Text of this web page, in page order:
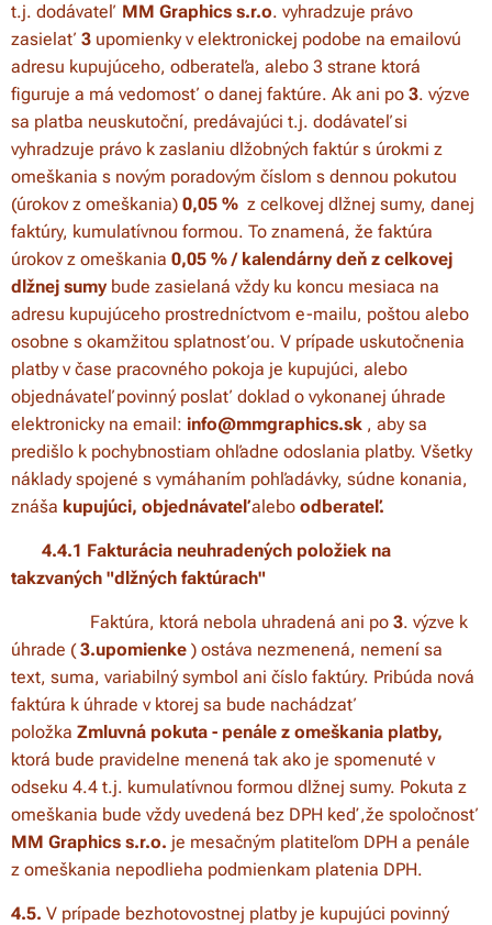
t.j. dodávateľ MM Graphics s.r.o. vyhradzuje právo
zasielať 3 upomienky v elektronickej podobe na emailovú
adresu kupujúceho, odberateľa, alebo 3 strane ktorá
figuruje a má vedomosť o danej faktúre. Ak ani po 3. výzve
sa platba neuskutoční, predávajúci t.j. dodávateľ si
vyhradzuje právo k zaslaniu dlžobných faktúr s úrokmi z
omeškania s novým poradovým číslom s dennou pokutou
(úrokov z omeškania) 0,05 % z celkovej dlžnej sumy, danej
faktúry, kumulatívnou formou. To znamená, že faktúra
úrokov z omeškania 0,05 % / kalendárny deň z celkovej
dlžnej sumy bude zasielaná vždy ku koncu mesiaca na
adresu kupujúceho prostredníctvom e-mailu, poštou alebo
osobne s okamžitou splatnosťou. V prípade uskutočnenia
platby v čase pracovného pokoja je kupujúci, alebo
objednávateľ povinný poslať doklad o vykonanej úhrade
elektronicky na email: info@mmgraphics.sk , aby sa
predišlo k pochybnostiam ohľadne odoslania platby. Všetky
náklady spojené s vymáhaním pohľadávky, súdne konania,
znáša kupujúci, objednávateľalebo odberateľ.
4.4.1 Fakturácia neuhradených položiek na
takzvaných "dlžných faktúrach"
Faktúra, ktorá nebola uhradená ani po 3. výzve k
úhrade (3.upomienke ) ostáva nezmenená, nemení sa
text, suma, variabilný symbol ani číslo faktúry. Pribúda nová
faktúra k úhrade v ktorej sa bude nachádzať
položka Zmluvná pokuta - penále z omeškania platby,
ktorá bude pravidelne menená tak ako je spomenuté v
odseku 4.4 t.j. kumulatívnou formou dlžnej sumy. Pokuta z
omeškania bude vždy uvedená bez DPH keď ,že spoločnosť
MM Graphics s.r.o. je mesačným platiteľom DPH a penále
z omeškania nepodlieha podmienkam platenia DPH.
4.5. V prípade bezhotovostnej platby je kupujúci povinný